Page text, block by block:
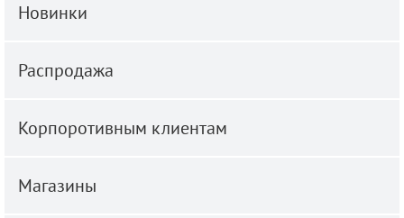
Новинки
Распродажа
Корпоротивным клиентам
Магазины